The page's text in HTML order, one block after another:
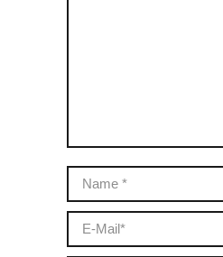
Name *
E-Mail *